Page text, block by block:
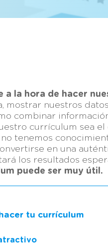
a la hora de hacer
mostrar nuestros
combinar
currículum sea el
tenemos
en una
los resultados
puede ser muy útil.
tu currículum